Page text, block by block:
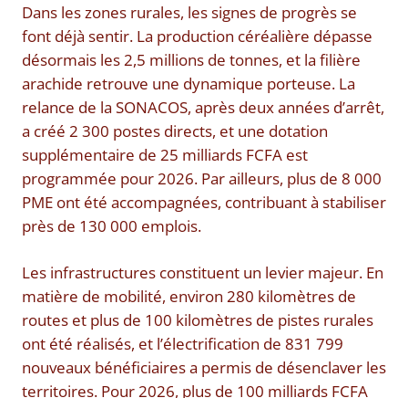
Dans les zones rurales, les signes de progrès se
font déjà sentir. La production céréalière dépasse
désormais les 2,5 millions de tonnes, et la filière
arachide retrouve une dynamique porteuse. La
relance de la SONACOS, après deux années d’arrêt,
a créé 2 300 postes directs, et une dotation
supplémentaire de 25 milliards FCFA est
programmée pour 2026. Par ailleurs, plus de 8 000
PME ont été accompagnées, contribuant à stabiliser
près de 130 000 emplois.
Les infrastructures constituent un levier majeur. En
matière de mobilité, environ 280 kilomètres de
routes et plus de 100 kilomètres de pistes rurales
ont été réalisés, et l’électrification de 831 799
nouveaux bénéficiaires a permis de désenclaver les
territoires. Pour 2026, plus de 100 milliards FCFA